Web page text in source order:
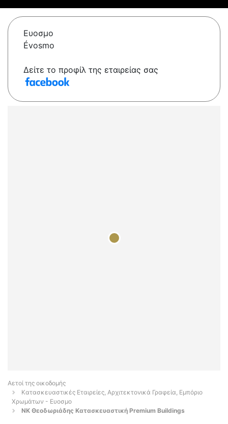
Ευοσμο
Évosmo
Δείτε το προφίλ της εταιρείας σας
Αετοί της οικοδομής
Κατασκευαστικές Εταιρείες, Αρχιτεκτονικά Γραφεία, Εμπόριο
Χρωμάτων - Ευοσμο
ΝΚ Θεοδωριάδης Κατασκευαστική Premium Buildings